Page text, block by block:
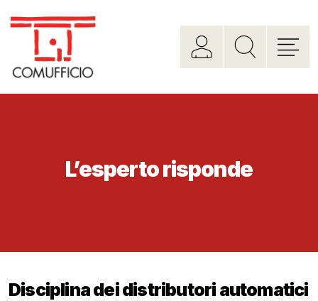
L’esperto risponde
Disciplina dei distributori automatici